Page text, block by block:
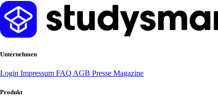
Unternehmen
Login Impressum FAQ AGB Presse Magazine
Produkt